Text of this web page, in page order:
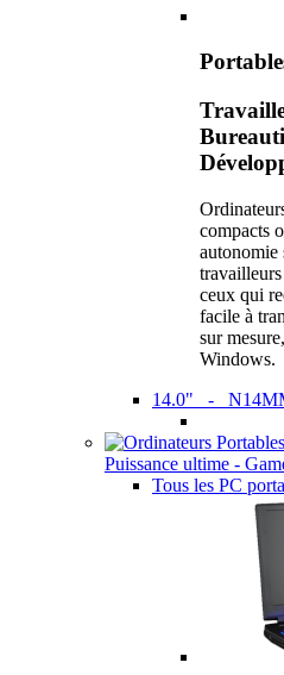
compacts
autonomie
ceux qui
facile à
sur
Windows.
14.0" -
Puissance ultime -
Tous les PC